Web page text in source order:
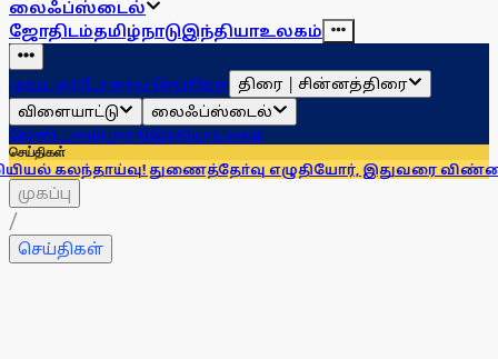
லைஃப்ஸ்டைல்
ஜோதிடம்தமிழ்நாடுஇந்தியாஉலகம்
முகப்புதற்போதைய செய்திகள் திரை | சின்னத்திரை
விளையாட்டு
லைஃப்ஸ்டைல்
ஜோதிடம்தமிழ்நாடுஇந்தியாஉலகம்
செய்திகள்
துணைத்தோ்வு எழுதியோர், இதுவரை
முகப்பு
/
செய்திகள்